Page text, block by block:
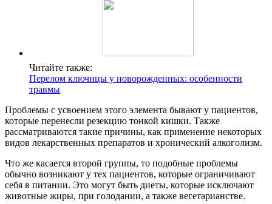
Читайте также:
Перелом ключицы у новорожденных: особенности
травмы
Проблемы с усвоением этого элемента бывают у пациентов,
которые перенесли резекцию тонкой кишки. Также
рассматриваются такие причины, как применение некоторых
видов лекарственных препаратов и хронический алкоголизм.
Что же касается второй группы, то подобные проблемы
обычно возникают у тех пациентов, которые ограничивают
себя в питании. Это могут быть диеты, которые исключают
животные жиры, при голодании, а также вегетарианстве.